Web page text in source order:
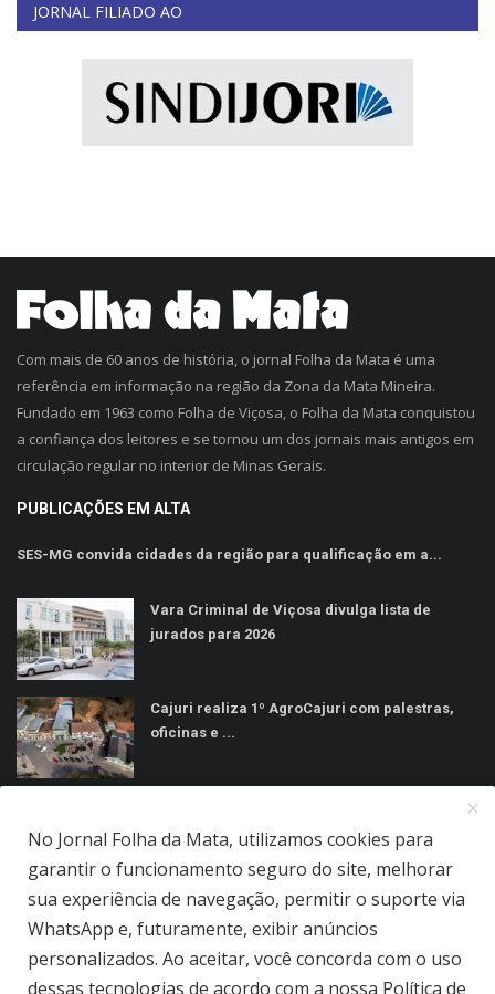
JORNAL FILIADO AO
Com mais de 60 anos de história, o jornal Folha da Mata é uma
referência em informação na região da Zona da Mata Mineira.
Fundado em 1963 como Folha de Viçosa, o Folha da Mata conquistou
a confiança dos leitores e se tornou um dos jornais mais antigos em
circulação regular no interior de Minas Gerais.
PUBLICAÇÕES EM ALTA
SES-MG convida cidades da região para qualificação em a...
Vara Criminal de Viçosa divulga lista de
jurados para 2026
Cajuri realiza 1º AgroCajuri com palestras,
oficinas e ...
Jornal Folha da Mata Ltda © 2026 - Todos direitos reservados.
No Jornal Folha da Mata, utilizamos cookies para
garantir o funcionamento seguro do site, melhorar
sua experiência de navegação, permitir o suporte via
WhatsApp e, futuramente, exibir anúncios
personalizados. Ao aceitar, você concorda com o uso
dessas tecnologias de acordo com a nossa Política de